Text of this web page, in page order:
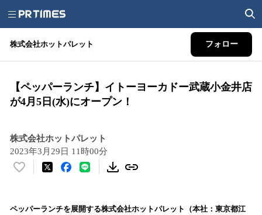
株式会社ホットパレット フォロー
【ペッパーランチ】イトーヨーカドー武蔵小金井店
が4月5日(水)にオープン！
株式会社ホットパレット
2023年3月29日 11時00分
い
！
ペッパーランチを展開する株式会社ホットパレット（本社：東京都江